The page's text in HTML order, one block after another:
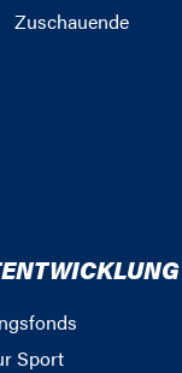
Zuschauende
Sport